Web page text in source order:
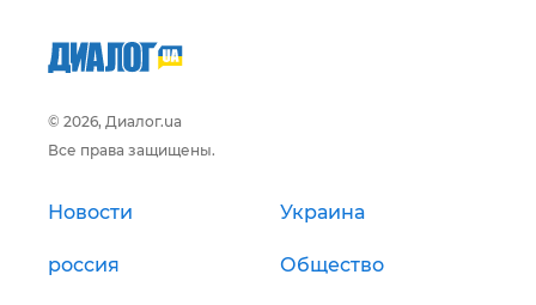
© 2026, Диалог.ua
Все права защищены.
Новости Украина
россия Общество